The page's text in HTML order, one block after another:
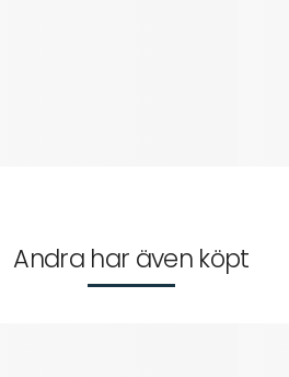
Andra har även köpt